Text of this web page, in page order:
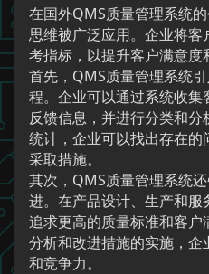
在国外QMS质量管理系统
思维被广泛应用。企业将
考指标，以提升客户满意度
首先，QMS质量管理系统
程。企业可以通过系统收
反馈信息，并进行分类和
统计，企业可以找出存在
采取措施。
其次，QMS质量管理系统
进。在产品设计、生产和
追求更高的质量标准和客
分析和改进措施的实施，
和竞争力。